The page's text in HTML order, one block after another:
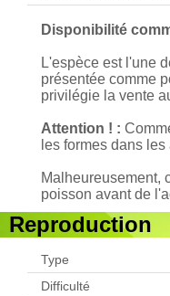
Disponibilité
L'espèce est l'une
présentée comme
privilégie la vente
Attention ! :
les formes dans
Malheureusement,
poisson avant de
Reproduction
Type
Difficulté